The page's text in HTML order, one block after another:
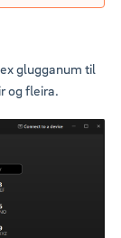
glugganum til
og fleira.